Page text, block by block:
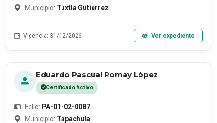
Municipio: Tuxtla Gutiérrez
Vigencia: 31/12/2026 Ver expediente
Eduardo Pascual Romay López
Certificado Activo
Folio: PA-01-02-0087
Municipio: Tapachula